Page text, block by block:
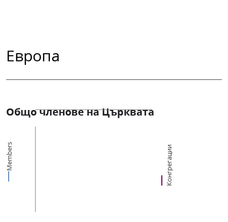
Европа
Общо членове на Църквата
Members Конгрегации